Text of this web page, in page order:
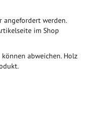
angefordert werden.
im Shop
abweichen. Holz